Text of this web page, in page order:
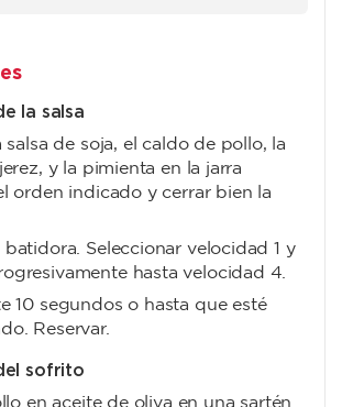
la salsa
salsa de soja, el caldo de pollo, la
y la pimienta en la jarra
orden indicado y cerrar bien la
batidora. Seleccionar velocidad 1 y
hasta velocidad 4.
10 segundos o hasta que esté
Reservar.
sofrito
en aceite de oliva en una sartén